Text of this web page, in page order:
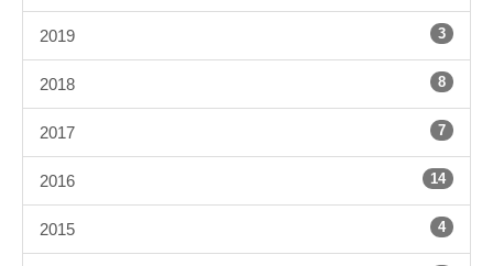
2019 3
2018 8
2017 7
2016 14
2015 4